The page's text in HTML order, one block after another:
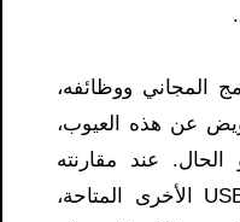
المجاني ووظائفه،
عن هذه العيوب،
عند مقارنته
بتطبيقات تحويل ISO إلى USB الأخرى المتاحة،